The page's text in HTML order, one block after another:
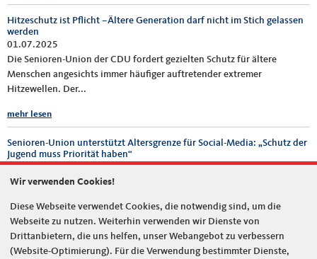
Hitzeschutz ist Pflicht –Ältere Generation darf nicht im Stich gelassen
werden
01.07.2025
Die Senioren-Union der CDU fordert gezielten Schutz für ältere
Menschen angesichts immer häufiger auftretender extremer
Hitzewellen. Der...
mehr lesen
Senioren-Union unterstützt Altersgrenze für Social-Media: „Schutz der
Jugend muss Priorität haben“
26.06.2025
Die Senioren-Union der CDU Deutschlands begrüßt ausdrücklich den
Nutzung von...
mehr lesen
Wir verwenden Cookies!
Diese Webseite verwendet Cookies, die notwendig sind, um die
Webseite zu nutzen. Weiterhin verwenden wir Dienste von
Drittanbietern, die uns helfen, unser Webangebot zu verbessern
(Website-Optimierung). Für die Verwendung bestimmter Dienste,